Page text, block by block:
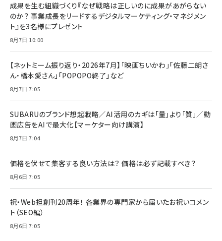
成果を生む組織づくり『なぜ戦略は正しいのに成果があがらない
のか？ 事業成長をリードするデジタルマーケティング・マネジメン
ト』を3名様にプレゼント
8月7日 10:00
【ネットミーム振り返り・2026年7月】「映画ちいかわ」「佐藤二朗さ
ん・橋本愛さん」「POPOPO終了」など
8月7日 7:05
SUBARUのブランド想起戦略／AI活用のカギは「量」より「質」／動
画広告をAIで最大化【マーケター向け講演】
8月7日 7:04
価格を伏せて集客する良い方法は？ 価格は必ず記載すべき？
8月6日 7:05
祝・Web担創刊20周年！ 各業界の専門家から届いたお祝いコメン
ト（SEO編）
8月6日 7:05